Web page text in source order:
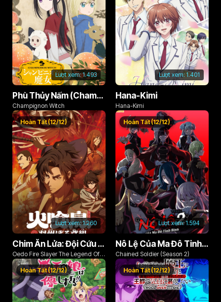
Lượt xem:1.493
Phù Thủy Nấm (Champignon no Majo)
Champignon Witch
Lượt xem: 1.401
Hana-Kimi
Hana-Kimi
Lượt xem:1.260
Hoàn Tất (12/12)
Chim Ăn Lửa: Đội Cứu Hỏa Rách Rưới Vùng Ushu
Oedo Fire Slayer The Legend Of
Phoenix
Lượt xem:1.594
Hoàn Tất (12/12)
Nô Lệ Của Ma Đô Tinh Binh (Phần 2)
Chained Soldier (Season 2)
Hoàn Tất (12/12) Hoàn Tất (12/12)